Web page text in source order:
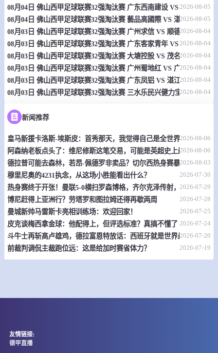
瑞典丙 08-09 19:00 直播中
埃克尔奥雷布罗 0 - 0 纳卡伊利里亚
情报
瑞典丙 08-09 19:00 直播中
庄森利特斯 0 - 0 兰维特IS
俄乙B 08-09 19:00 直播中
巴尔瑙尔迪纳摩 0 - 0 乌拉尔B队
情报
俄乙B 08-09 19:00
舍克斯纳 0 - 0 莫斯科斯巴达B队
情报
图拉B队 0 - 0 阿华加德
08月04日 佛山西甲足球联赛32强淘汰赛 广东西南建设 VS 香港圣徒
2026-08-05
08月04日 佛山西甲足球联赛32强淘汰赛 藝品高國際 VS 湛江狂狼·粵
2026-08-05
08月03日 佛山西甲足球联赛32强淘汰赛 广州求信 VS 顺德新青年 全
2026-08-04
08月03日 佛山西甲足球联赛32强淘汰赛 广东客家青年 VS 广州英华思
2026-08-04
08月03日 佛山西甲足球联赛32强淘汰赛 大塘控股 VS 茂名市点都得
2026-08-04
08月03日 佛山西甲足球联赛32强淘汰赛 广州蜀地红 VS 广州戴拿模
2026-08-04
08月03日 佛山西甲足球联赛32强淘汰赛 广东凤铝 VS 湛江八部科技
2026-08-04
08月03日 佛山西甲足球联赛32强淘汰赛 三水乐民兴健力宝 VS 中国澳
2026-08-04
新闻推荐
皇马新援卡洛斯-埃斯皮：首秀那天，我觉得自己是全世界最幸福的人
2026-08-06
阿森纳老板点头了：维尼修斯这笔交易，可能是英超史上最炸裂的转
2026-08-06
德拉普可能去森林，若昂-佩德罗非卖品？切尔西热身赛暴露不少问题
2026-08-03
穆里尼奥的4231执念，从这场小胜能看出什么？ 2026-07-30
热身赛终于开张！曼联5-0横扫罗森博格，齐尔克泽传射，19岁小将惊
2026-07-29
博尼赶得上亚洲行？劳塔罗和图拉姆还得再歇两周 2026-07-28
曼城新帅马雷斯卡亮相训练场：欢迎回家！ 2026-07-25
皮克谈梅西拿金球：他配得上，但评选标准？真搞不懂了 2026-07-24
斗牛士再斩高卢雄鸡，德拉富恩特放话：西班牙就是世界最强2026-07-20
前裁判调侃主裁跑位远：这是给加时赛省体力？ 2026-07-19
友情链接:
德甲直播